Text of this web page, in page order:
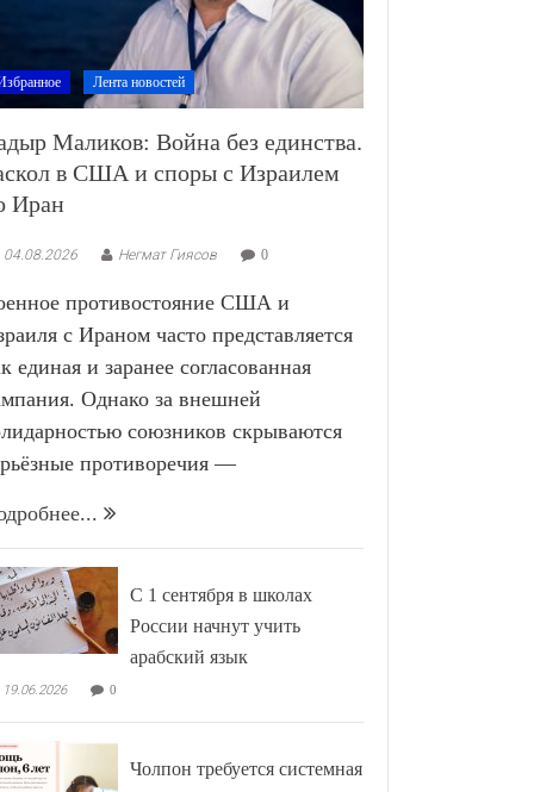
Лента новостей
Маликов: Война без единства.
в США и споры с Израилем
Иран
04.08.2026 Негмат Гиясов 0
противостояние США и
с Ираном часто представляется
единая и заранее согласованная
Однако за внешней
союзников скрываются
противоречия —
С 1 сентября в школах
России начнут учить
арабский язык
19.06.2026 0
Чолпон требуется системная